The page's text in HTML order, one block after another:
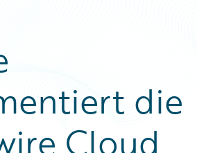
die
Cloud